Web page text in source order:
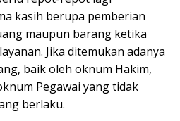
kasih berupa pemberian
maupun barang ketika
Jika ditemukan adanya
baik oleh oknum Hakim,
Pegawai yang tidak
berlaku.